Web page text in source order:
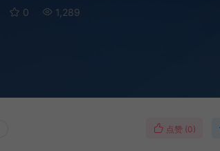
0 1,289
点赞 (0)